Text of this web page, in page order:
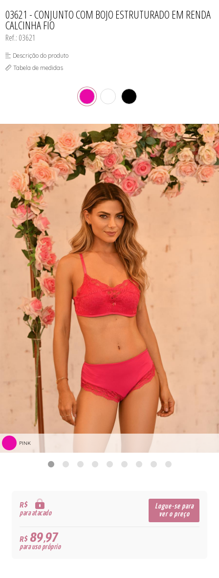
CONJUNTO
CONJUNTO BIQUÍNI
MAIÔ
TOP
03621 - CONJUNTO COM BOJO ESTRUTURADO EM RENDA
CALCINHA FIO
Ref.: 03621
Descrição do produto
Tabela de medidas
PINK
R$
para atacado
Logue-se para
ver o preço
R$89,97
para uso próprio